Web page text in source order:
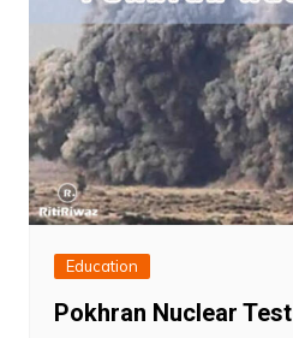
Education
Pokhran Nuclear Test